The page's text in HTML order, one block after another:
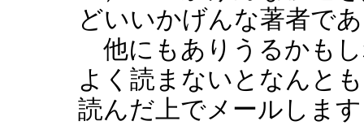
どいいかげんな著者で
他にもありうるかも
よく読まないとなんと
読んだ上でメールしま